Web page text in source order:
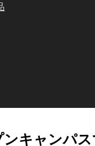
キャンパ